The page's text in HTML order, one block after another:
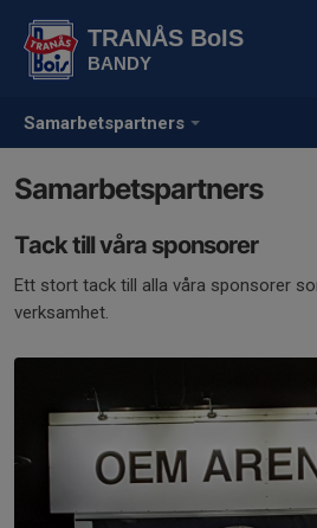
Samarbetspartners
TRANÅS BoIS
BANDY
Samarbetspartners
Tack till våra sponsorer
Ett stort tack till alla våra sponsorer
verksamhet.